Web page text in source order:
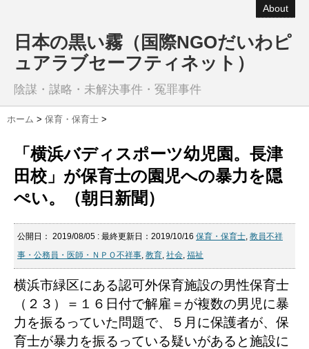
About
日本の黒い霧（国際NGOだいわピ
ュアラブセーフティネット）
陰謀・謀略・未解決事件・冤罪事件
ホーム > 保育・保育士 >
「横浜バディスポーツ幼児園。長津
田校」が保育士の園児への暴力を隠
ぺい。（朝日新聞）
公開日： 2019/08/05 : 最終更新日：2019/10/16 保育・保育士, 教員不祥
事・公務員・医師・ＮＰＯ不祥事, 教育, 社会, 福祉
横浜市緑区にある認可外保育施設の男性保育士
（２３）＝１６日付で解雇＝が複数の男児に暴
力を振るっていた問題で、５月に保護者が、保
育士が暴力を振るっている疑いがあると施設に